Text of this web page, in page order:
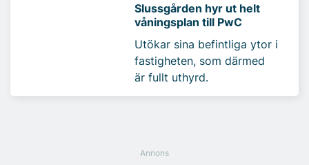
Slussgården hyr ut helt
våningsplan till PwC
Utökar sina befintliga ytor i
fastigheten, som därmed
är fullt uthyrd.